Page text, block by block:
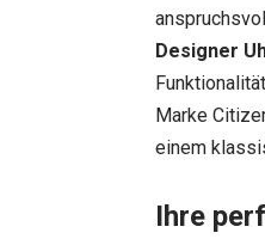
Designer
Marke
einem
Ihre